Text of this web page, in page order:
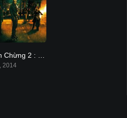
6.4
2014